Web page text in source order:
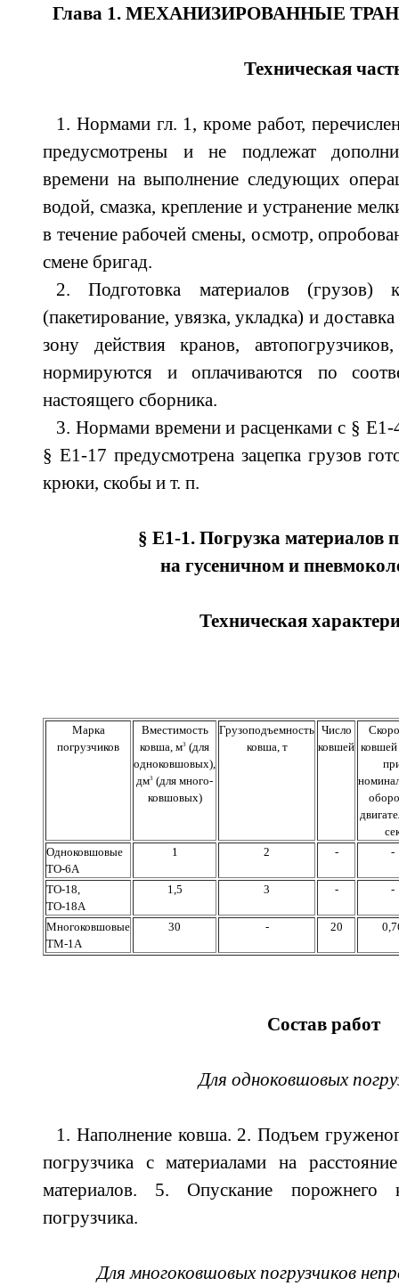
Глава 1. МЕХАНИЗИРОВАННЫЕ
Техническая
1. Нормами гл. 1, кроме работ,
предусмотрены и не подлежат
времени на выполнение следующих
водой, смазка, крепление и устранение
в течение рабочей смены, осмотр,
смене бригад.
2. Подготовка материалов
(пакетирование, увязка, укладка) и
зону действия кранов,
нормируются и оплачиваются по
настоящего сборника.
3. Нормами времени и расценками с §
§ Е1-17 предусмотрена зацепка грузов
крюки, скобы и т. п.
§ Е1-1. Погрузка материалов
на гусеничном и
Техническая
Марка
погрузчиков
Вместимость
ковша, м3 (для
одноковшовых),
дм3 (для много-
ковшовых)
Грузоподъемность
ковша, т
Число
ковшей
Одноковшовые
ТО-6А
1 2 - -
ТО-18,
ТО-18А
1,5 3 - -
Многоковшовые
ТМ-1А
30 - 20
Состав работ
Для одноковшовых
1. Наполнение ковша. 2. Подъем
погрузчика с материалами на
материалов. 5. Опускание порожнего
погрузчика.
Для многоковшовых погрузчиков